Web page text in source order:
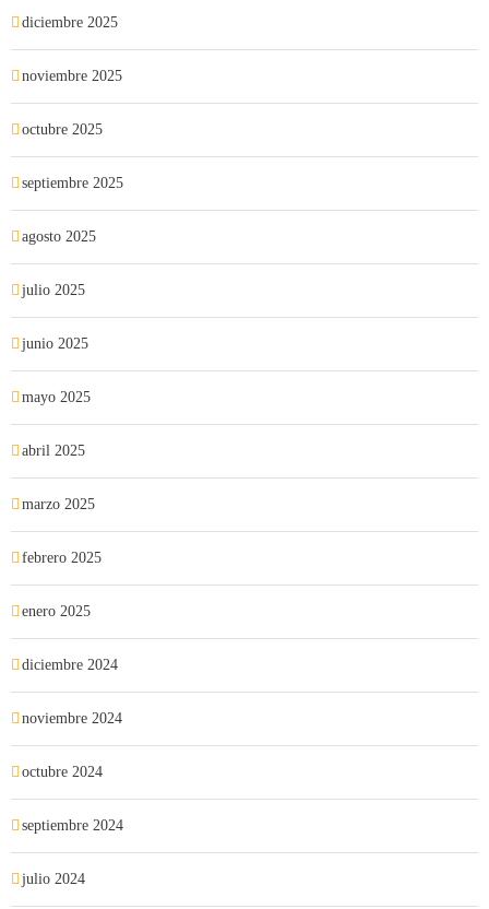
diciembre 2025
noviembre 2025
octubre 2025
septiembre 2025
agosto 2025
julio 2025
junio 2025
mayo 2025
abril 2025
marzo 2025
febrero 2025
enero 2025
diciembre 2024
noviembre 2024
octubre 2024
septiembre 2024
julio 2024